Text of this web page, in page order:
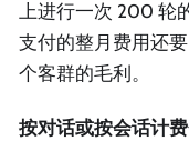
上进行一次 200 轮
支付的整月费用还
个客群的毛利。
按对话或按会话计费